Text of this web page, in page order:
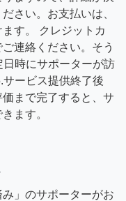
さい。お支払いは、
す。 クレジットカ
連絡ください。そう
時にサポーターが訪
ービス提供終了後
まで完了すると、サ
ます。
み」のサポーターがお